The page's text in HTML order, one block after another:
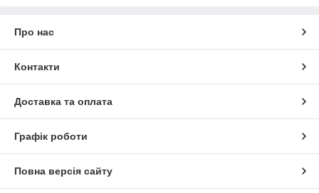
Про нас
Контакти
Доставка та оплата
Графік роботи
Повна версія сайту